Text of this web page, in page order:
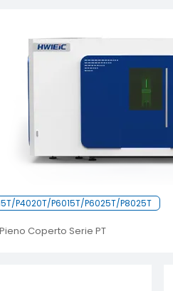
P4020T/P6015T/P6025T/P8025T
Coperto Serie PT